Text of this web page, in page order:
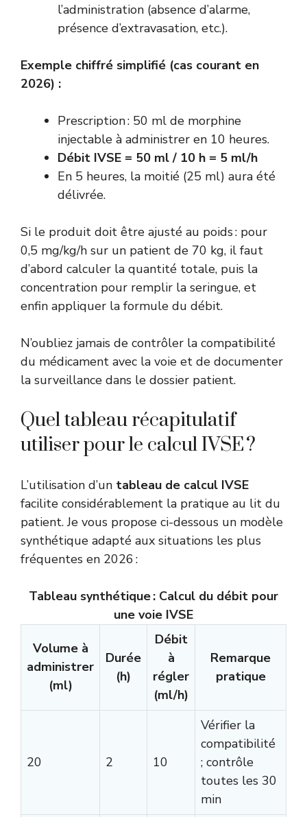
l’administration (absence d’alarme,
présence d’extravasation, etc.).
Exemple chiffré simplifié (cas courant en
2026) :
Prescription : 50 ml de morphine
injectable à administrer en 10 heures.
Débit IVSE = 50 ml / 10 h = 5 ml/h
En 5 heures, la moitié (25 ml) aura été
délivrée.
Si le produit doit être ajusté au poids : pour
0,5 mg/kg/h sur un patient de 70 kg, il faut
d’abord calculer la quantité totale, puis la
concentration pour remplir la seringue, et
enfin appliquer la formule du débit.
N’oubliez jamais de contrôler la compatibilité
du médicament avec la voie et de documenter
la surveillance dans le dossier patient.
Quel tableau récapitulatif
utiliser pour le calcul IVSE ?
L’utilisation d’un tableau de calcul IVSE
facilite considérablement la pratique au lit du
patient. Je vous propose ci-dessous un modèle
synthétique adapté aux situations les plus
fréquentes en 2026 :
Tableau synthétique : Calcul du débit pour
une voie IVSE
Volume à
administrer
(ml)
Durée
(h)
Débit
à
régler
(ml/h)
Remarque
pratique
20 2 10
Vérifier la
compatibilité
; contrôle
toutes les 30
min